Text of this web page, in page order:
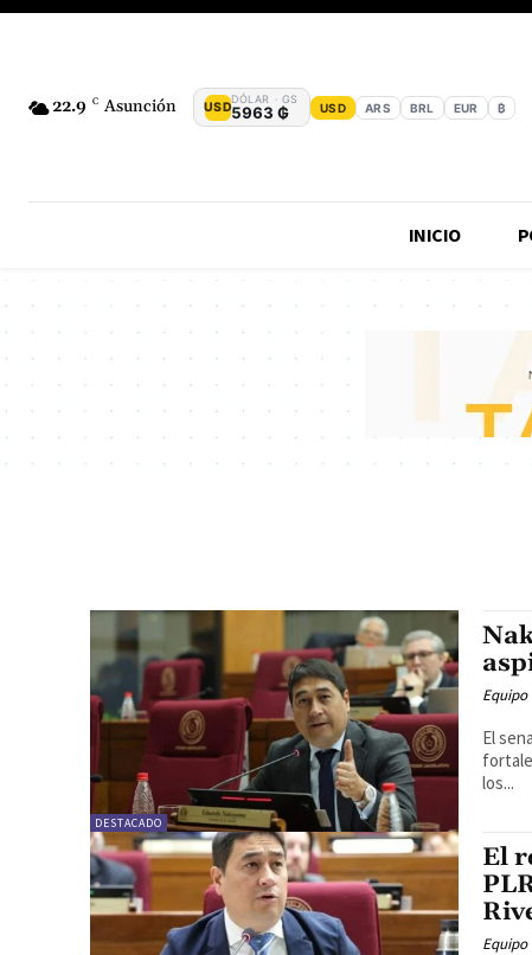
22.9 C Asunción USD
DÓLAR · GS
5963 ₲ USD ARS BRL EUR ₿
INICIO
DESTACADO
Equipo
El
los...
El
Equipo